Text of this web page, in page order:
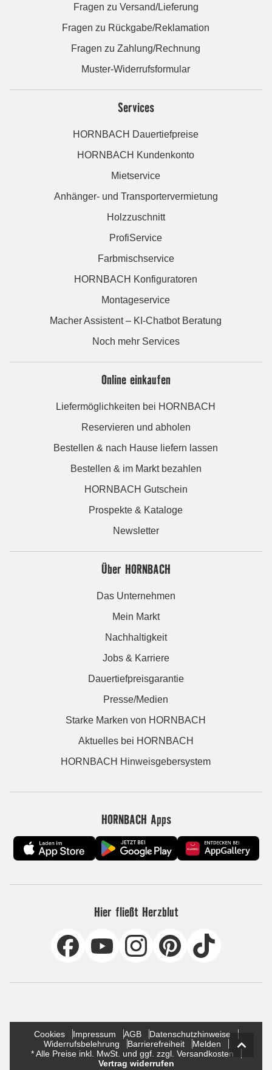
Fragen zu Versand/Lieferung
Fragen zu Rückgabe/Reklamation
Fragen zu Zahlung/Rechnung
Muster-Widerrufsformular
Services
HORNBACH Dauertiefpreise
HORNBACH Kundenkonto
Mietservice
Anhänger- und Transportervermietung
Holzzuschnitt
ProfiService
Farbmischservice
HORNBACH Konfiguratoren
Montageservice
Macher Assistent – KI-Chatbot Beratung
Noch mehr Services
Online einkaufen
Liefermöglichkeiten bei HORNBACH
Reservieren und abholen
Bestellen & nach Hause liefern lassen
Bestellen & im Markt bezahlen
HORNBACH Gutschein
Prospekte & Kataloge
Newsletter
Über HORNBACH
Das Unternehmen
Mein Markt
Nachhaltigkeit
Jobs & Karriere
Dauertiefpreisgarantie
Presse/Medien
Starke Marken von HORNBACH
Aktuelles bei HORNBACH
HORNBACH Hinweisgebersystem
HORNBACH Apps
Hier fließt Herzblut
Cookies Impressum AGB
Datenschutzhinweise
Widerrufsbelehrung
Barrierefreiheit
Melden
* Alle Preise inkl. MwSt. und ggf. zzgl. Versandkosten
Vertrag widerrufen